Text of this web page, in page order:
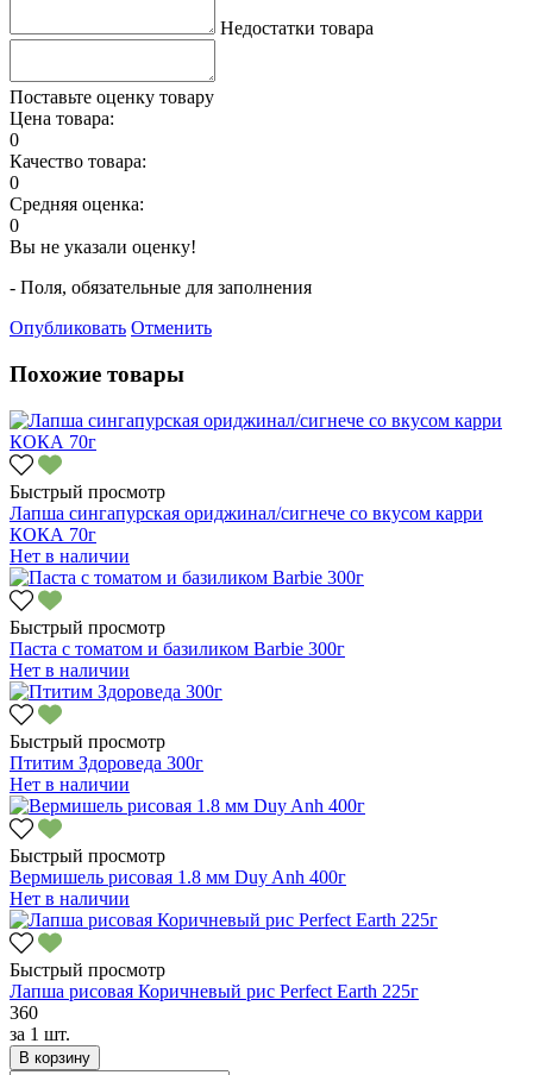
Недостатки товара
Поставьте оценку товару
Цена товара:
0
Качество товара:
0
Средняя оценка:
0
Вы не указали оценку!
- Поля, обязательные для заполнения
Опубликовать Отменить
Похожие товары
Быстрый просмотр
Лапша сингапурская ориджинал/сигнече со вкусом карри
КОКА 70г
Нет в наличии
Быстрый просмотр
Паста с томатом и базиликом Barbie 300г
Нет в наличии
Быстрый просмотр
Птитим Здороведа 300г
Нет в наличии
Быстрый просмотр
Вермишель рисовая 1.8 мм Duy Anh 400г
Нет в наличии
Быстрый просмотр
Лапша рисовая Коричневый рис Perfect Earth 225г
360
за 1 шт.
В корзину